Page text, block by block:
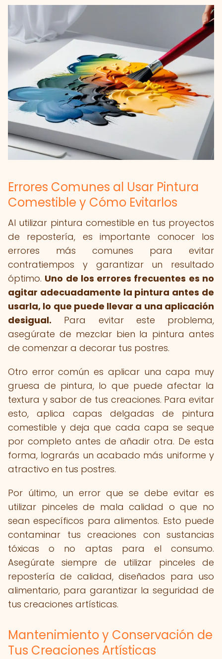
Errores Comunes al Usar Pintura
Comestible y Cómo Evitarlos
Al utilizar pintura comestible en tus proyectos
de repostería, es importante conocer los
errores más comunes para evitar
contratiempos y garantizar un resultado
óptimo. Uno de los errores frecuentes es no
agitar adecuadamente la pintura antes de
usarla, lo que puede llevar a una aplicación
desigual. Para evitar este problema,
asegúrate de mezclar bien la pintura antes
de comenzar a decorar tus postres.
Otro error común es aplicar una capa muy
gruesa de pintura, lo que puede afectar la
textura y sabor de tus creaciones. Para evitar
esto, aplica capas delgadas de pintura
comestible y deja que cada capa se seque
por completo antes de añadir otra. De esta
forma, lograrás un acabado más uniforme y
atractivo en tus postres.
Por último, un error que se debe evitar es
utilizar pinceles de mala calidad o que no
sean específicos para alimentos. Esto puede
contaminar tus creaciones con sustancias
tóxicas o no aptas para el consumo.
Asegúrate siempre de utilizar pinceles de
repostería de calidad, diseñados para uso
alimentario, para garantizar la seguridad de
tus creaciones artísticas.
Mantenimiento y Conservación de
Tus Creaciones Artísticas